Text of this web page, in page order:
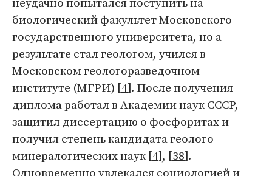
биологический факультет Московского
государственного университета, но а
результате стал геологом, учился в
Московском геологоразведочном
институте (МГРИ) [4]. После получения
диплома работал в Академии наук СССР,
защитил диссертацию о фосфоритах и
получил степень кандидата геолого-
минералогических наук [4], [38].
Одновременно увлекался социологией и